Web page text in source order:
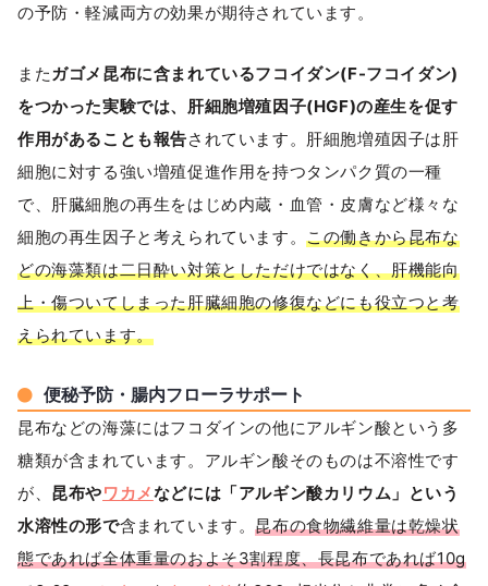
の予防・軽減両方の効果が期待されています。
またガゴメ昆布に含まれているフコイダン(F-フコイダン)
をつかった実験では、肝細胞増殖因子(HGF)の産生を促す
作用があることも報告されています。肝細胞増殖因子は肝
細胞に対する強い増殖促進作用を持つタンパク質の一種
で、肝臓細胞の再生をはじめ内蔵・血管・皮膚など様々な
細胞の再生因子と考えられています。この働きから昆布な
どの海藻類は二日酔い対策としただけではなく、肝機能向
上・傷ついてしまった肝臓細胞の修復などにも役立つと考
えられています。
便秘予防・腸内フローラサポート
昆布などの海藻にはフコダインの他にアルギン酸という多
糖類が含まれています。アルギン酸そのものは不溶性です
が、 昆布やワカメなどには「アルギン酸カリウム」という
水溶性の形で含まれています。昆布の食物繊維量は乾燥状
態であれば全体重量のおよそ3割程度、長昆布であれば10g